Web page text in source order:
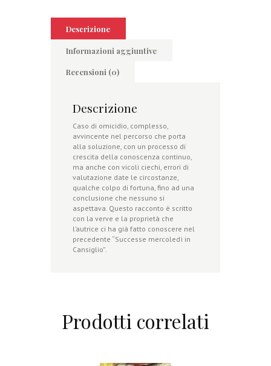
Descrizione
Informazioni aggiuntive
Recensioni (0)
Descrizione
Caso di omicidio, complesso,
avvincente nel percorso che porta
alla soluzione, con un processo di
crescita della conoscenza continuo,
ma anche con vicoli ciechi, errori di
valutazione date le circostanze,
qualche colpo di fortuna, fino ad una
conclusione che nessuno si
aspettava. Questo racconto è scritto
con la verve e la proprietà che
l’autrice ci ha già fatto conoscere nel
precedente “Successe mercoledì in
Cansiglio”.
Prodotti correlati